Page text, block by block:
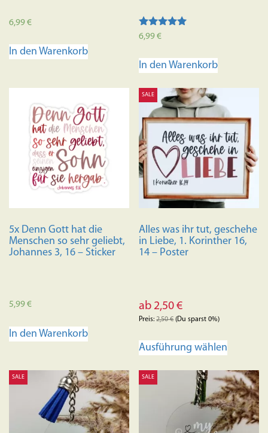
6,99€
In den Warenkorb
Bewertet mit
6,99€
In den Warenkorb
5x Denn Gott hat die
Menschen so sehr geliebt,
Johannes 3, 16 – Sticker
5,99€
In den Warenkorb
SALE
Alles was ihr tut, geschehe
in Liebe, 1. Korinther 16,
14 – Poster
ab 2,50€
Preis:2,50€(Du sparst 0%)
Ausführung wählen
mehrere
auf.
Die
SALE SALE